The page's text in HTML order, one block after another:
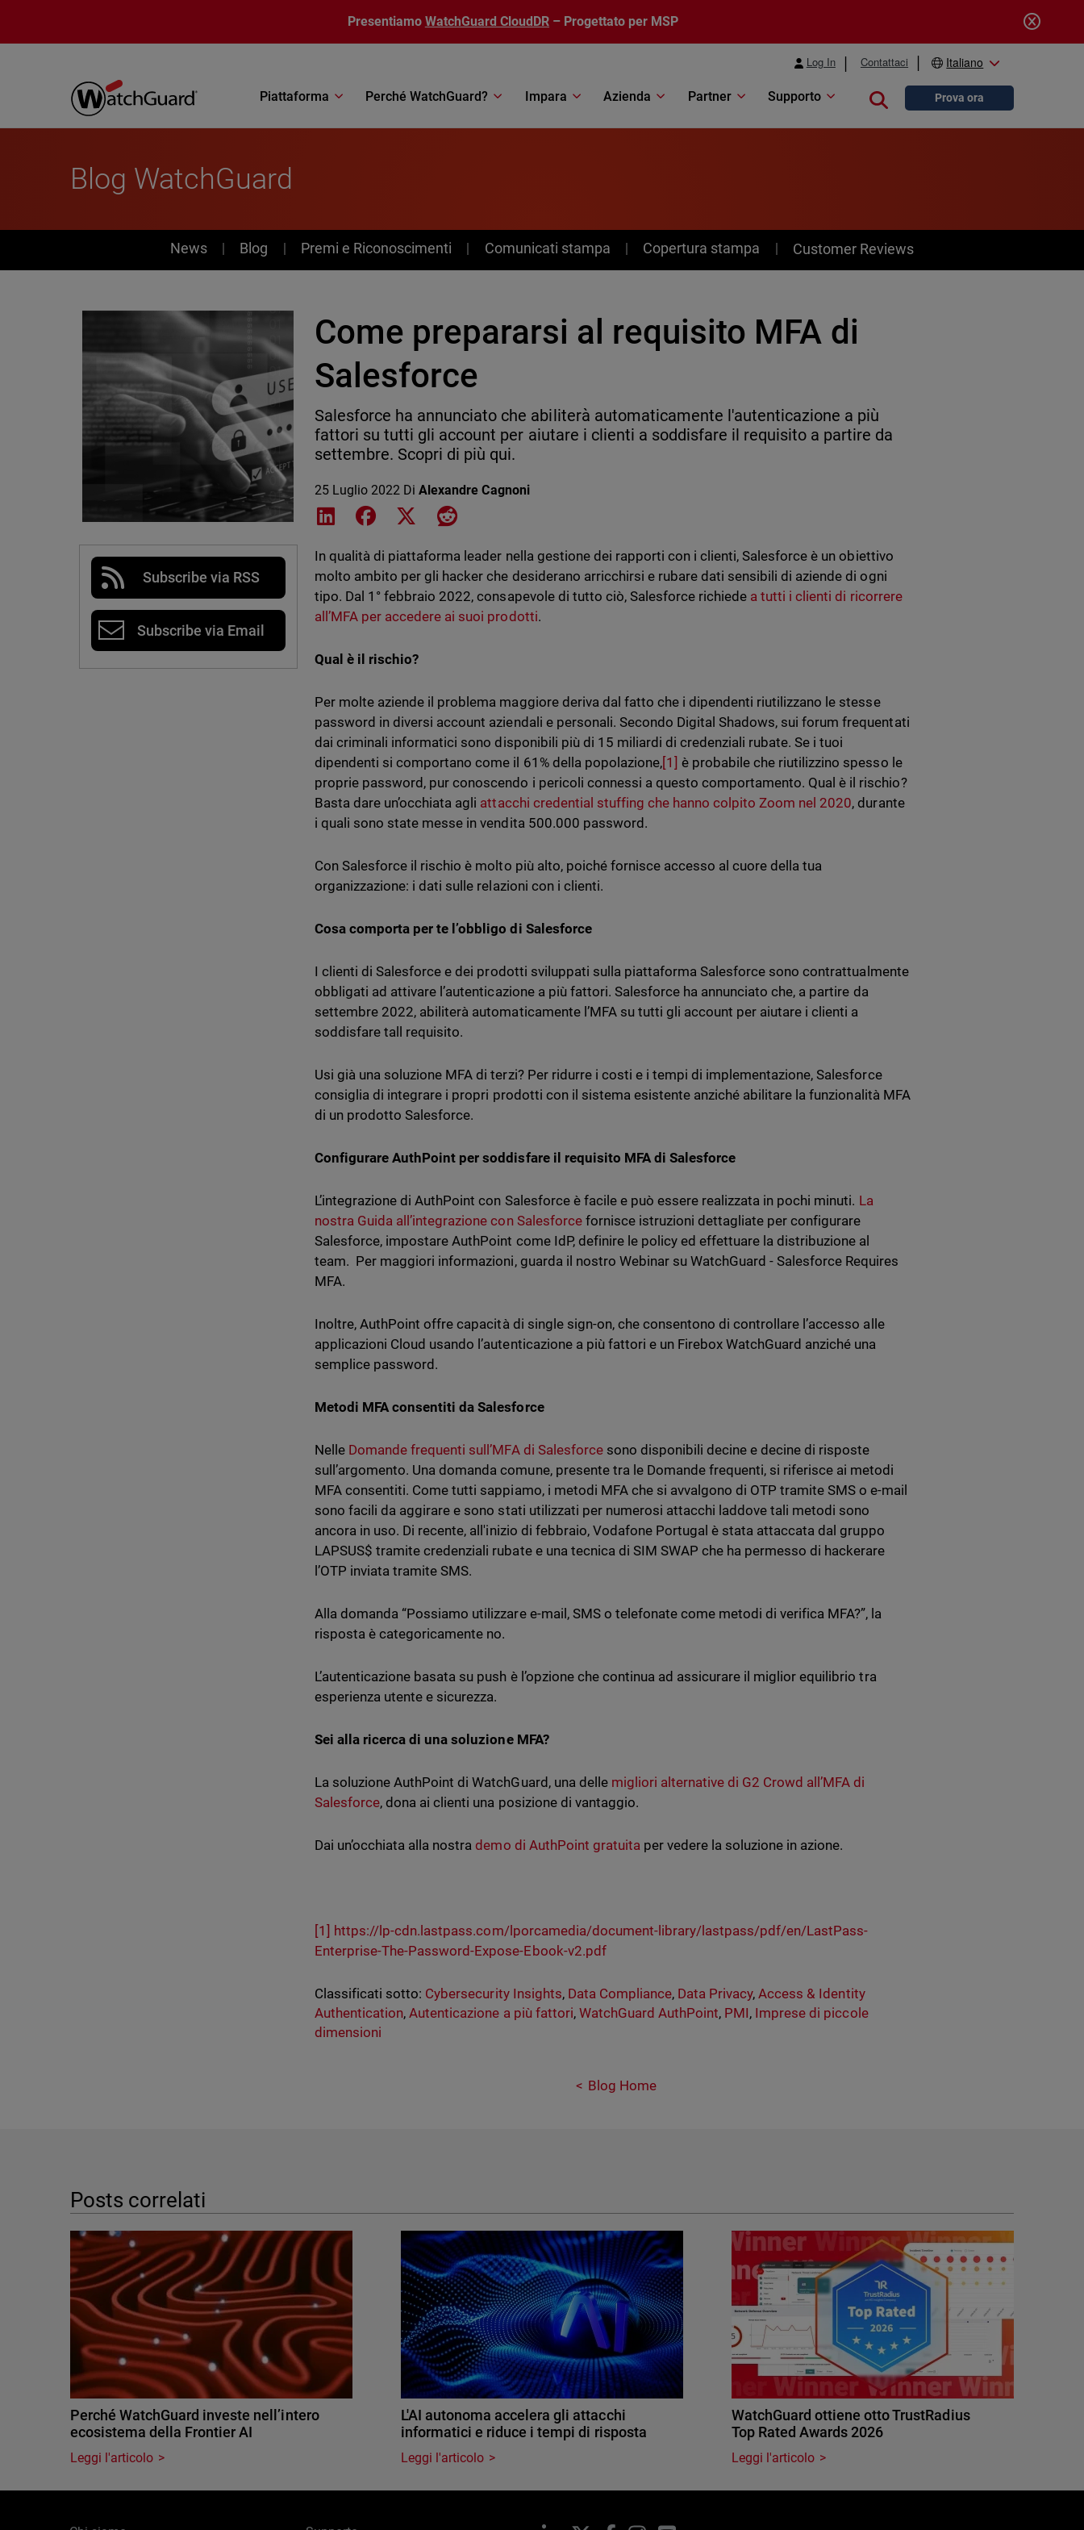
Presentiamo WatchGuard CloudDR – Progettato per MSP
Log In Contattaci Italiano
Piattaforma Perché WatchGuard? Impara Azienda Partner Supporto Close searchProva ora
Blog WatchGuard
News
News Blog Premi e Riconoscimenti Comunicati stampa Copertura stampa Customer Reviews
Subscribe via RSS
Subscribe via Email
Come prepararsi al requisito MFA di
Salesforce
Salesforce ha annunciato che abiliterà automaticamente l'autenticazione a più
fattori su tutti gli account per aiutare i clienti a soddisfare il requisito a partire da
settembre. Scopri di più qui.
25 Luglio 2022 DiAlexandre Cagnoni
Share on LinkedIn
Share on Facebook
Share on XShare on Reddit
In qualità di piattaforma leader nella gestione dei rapporti con i clienti, Salesforce è un obiettivo
molto ambito per gli hacker che desiderano arricchirsi e rubare dati sensibili di aziende di ogni
tipo. Dal 1° febbraio 2022, consapevole di tutto ciò, Salesforce richiede a tutti i clienti di ricorrere
all’MFA per accedere ai suoi prodotti.
Qual è il rischio?
Per molte aziende il problema maggiore deriva dal fatto che i dipendenti riutilizzano le stesse
password in diversi account aziendali e personali. Secondo Digital Shadows, sui forum frequentati
dai criminali informatici sono disponibili più di 15 miliardi di credenziali rubate. Se i tuoi
dipendenti si comportano come il 61% della popolazione,[1] è probabile che riutilizzino spesso le
proprie password, pur conoscendo i pericoli connessi a questo comportamento. Qual è il rischio?
Basta dare un’occhiata agli attacchi credential stuffing che hanno colpito Zoom nel 2020, durante
i quali sono state messe in vendita 500.000 password.
Con Salesforce il rischio è molto più alto, poiché fornisce accesso al cuore della tua
organizzazione: i dati sulle relazioni con i clienti.
Cosa comporta per te l’obbligo di Salesforce
I clienti di Salesforce e dei prodotti sviluppati sulla piattaforma Salesforce sono contrattualmente
obbligati ad attivare l’autenticazione a più fattori. Salesforce ha annunciato che, a partire da
settembre 2022, abiliterà automaticamente l’MFA su tutti gli account per aiutare i clienti a
soddisfare tall requisito.
Usi già una soluzione MFA di terzi? Per ridurre i costi e i tempi di implementazione, Salesforce
consiglia di integrare i propri prodotti con il sistema esistente anziché abilitare la funzionalità MFA
di un prodotto Salesforce.
Configurare AuthPoint per soddisfare il requisito MFA di Salesforce
L’integrazione di AuthPoint con Salesforce è facile e può essere realizzata in pochi minuti. La
nostra Guida all’integrazione con Salesforcefornisce istruzioni dettagliate per configurare
Salesforce, impostare AuthPoint come IdP, definire le policy ed effettuare la distribuzione al
team. Per maggiori informazioni, guarda il nostro Webinar su WatchGuard - Salesforce Requires
MFA.
Inoltre, AuthPoint offre capacità di single sign-on, che consentono di controllare l’accesso alle
applicazioni Cloud usando l’autenticazione a più fattori e un Firebox WatchGuard anziché una
semplice password.
Metodi MFA consentiti da Salesforce
Nelle Domande frequenti sull’MFA di Salesforcesono disponibili decine e decine di risposte
sull’argomento. Una domanda comune, presente tra le Domande frequenti, si riferisce ai metodi
MFA consentiti. Come tutti sappiamo, i metodi MFA che si avvalgono di OTP tramite SMS o e-mail
sono facili da aggirare e sono stati utilizzati per numerosi attacchi laddove tali metodi sono
ancora in uso. Di recente, all'inizio di febbraio, Vodafone Portugal è stata attaccata dal gruppo
LAPSUS$ tramite credenziali rubate e una tecnica di SIM SWAP che ha permesso di hackerare
l’OTP inviata tramite SMS.
Alla domanda “Possiamo utilizzare e-mail, SMS o telefonate come metodi di verifica MFA?”, la
risposta è categoricamente no.
L’autenticazione basata su push è l’opzione che continua ad assicurare il miglior equilibrio tra
esperienza utente e sicurezza.
Sei alla ricerca di una soluzione MFA?
La soluzione AuthPoint di WatchGuard, una dellemigliori alternative di G2 Crowd all’MFA di
Salesforce, dona ai clienti una posizione di vantaggio.
Dai un’occhiata alla nostrademo di AuthPoint gratuitaper vedere la soluzione in azione.
[1] https://lp-cdn.lastpass.com/lporcamedia/document-library/lastpass/pdf/en/LastPass-
Enterprise-The-Password-Expose-Ebook-v2.pdf
Classificati sotto: Cybersecurity Insights, Data Compliance, Data Privacy,Access & Identity
Authentication,Autenticazione a più fattori, WatchGuard AuthPoint, PMI, Imprese di piccole
dimensioni
Blog Home
Posts correlati
Perché WatchGuard investe nell’intero
ecosistema della Frontier AI
Leggi l'articolo
L'AI autonoma accelera gli attacchi
informatici e riduce i tempi di risposta
Leggi l'articolo
WatchGuard ottiene otto TrustRadius
Top Rated Awards 2026
Leggi l'articolo